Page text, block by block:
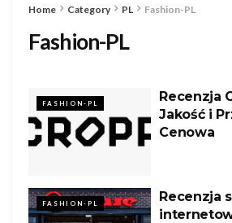
Home Category PL Fashion-PL
Fashion-PL
FASHION-PL
Recenzja
Jakość i
Cenowa
FASHION-PL
Recenzja